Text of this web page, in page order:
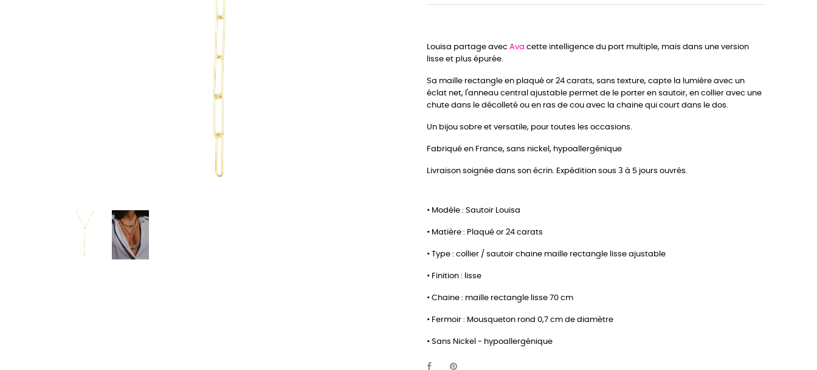
Louisa partage avec Ava cette intelligence du port multiple, mais dans une version
lisse et plus épurée.
Sa maille rectangle en plaqué or 24 carats, sans texture, capte la lumière avec un
éclat net, l'anneau central ajustable permet de le porter en sautoir, en collier avec une
chute dans le décolleté ou en ras de cou avec la chaine qui court dans le dos.
Un bijou sobre et versatile, pour toutes les occasions.
Fabriqué en France, sans nickel, hypoallergénique
Livraison soignée dans son écrin. Expédition sous 3 à 5 jours ouvrés.
• Modèle : Sautoir Louisa
• Matière : Plaqué or 24 carats
• Type : collier / sautoir chaine maille rectangle lisse ajustable
• Finition : lisse
• Chaine : maille rectangle lisse 70 cm
• Fermoir : Mousqueton rond 0,7 cm de diamètre
• Sans Nickel - hypoallergénique